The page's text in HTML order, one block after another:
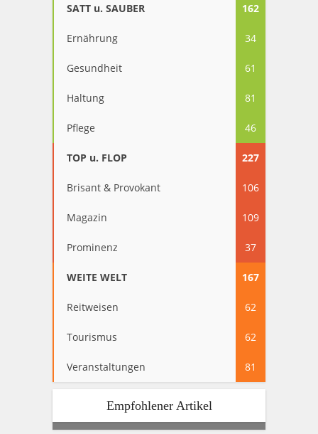
SATT u. SAUBER 162
Ernährung 34
Gesundheit 61
Haltung 81
Pflege 46
TOP u. FLOP 227
Brisant & Provokant 106
Magazin 109
Prominenz 37
WEITE WELT 167
Reitweisen 62
Tourismus 62
Veranstaltungen 81
Empfohlener Artikel